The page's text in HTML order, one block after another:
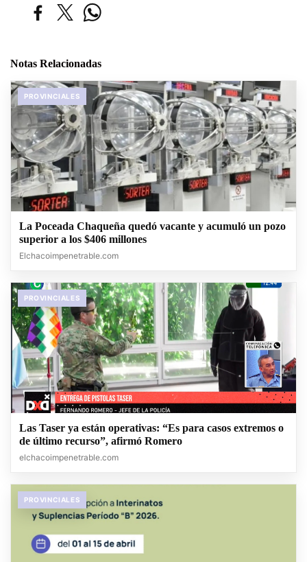
Notas Relacionadas
PROVINCIALES
La Poceada Chaqueña quedó vacante y acumuló un pozo
superior a los $406 millones
Elchacoimpenetrable.com
PROVINCIALES
Las Taser ya están operativas: “Es para casos extremos o
de último recurso”, afirmó Romero
elchacoimpenetrable.com
PROVINCIALES